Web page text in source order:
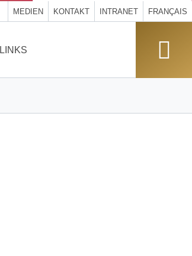
MEDIEN KONTAKT INTRANET FRANÇAIS
LINKS